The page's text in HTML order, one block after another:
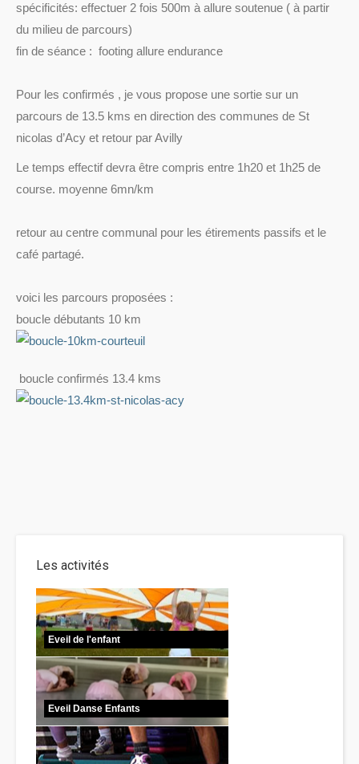
spécificités: effectuer 2 fois 500m à allure soutenue ( à partir
du milieu de parcours)
fin de séance : footing allure endurance
Pour les confirmés , je vous propose une sortie sur un
parcours de 13.5 kms en direction des communes de St
nicolas d’Acy et retour par Avilly
Le temps effectif devra être compris entre 1h20 et 1h25 de
course. moyenne 6mn/km
retour au centre communal pour les étirements passifs et le
café partagé.
voici les parcours proposées :
boucle débutants 10 km
boucle confirmés 13.4 kms
Les activités
Eveil de l'enfant
Eveil Danse Enfants